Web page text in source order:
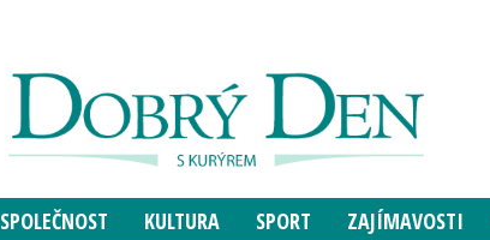
SPOLEČNOST KULTURA SPORT ZAJÍMAVOSTI